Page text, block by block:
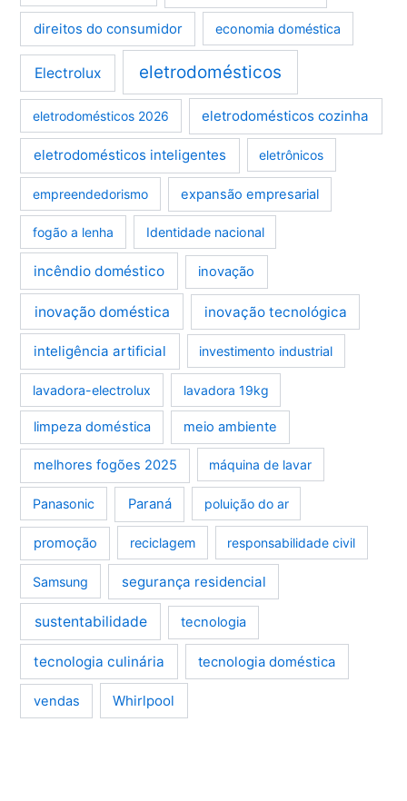
direitos do consumidor economia doméstica
Electrolux eletrodomésticos
eletrodomésticos 2026 eletrodomésticos cozinha
eletrodomésticos inteligentes eletrônicos
empreendedorismo expansão empresarial
fogão a lenha Identidade nacional
incêndio doméstico inovação
inovação doméstica inovação tecnológica
inteligência artificial investimento industrial
lavadora-electrolux lavadora 19kg
limpeza doméstica meio ambiente
melhores fogões 2025 máquina de lavar
Panasonic Paraná poluição do ar
promoção reciclagem responsabilidade civil
Samsung segurança residencial
sustentabilidade tecnologia
tecnologia culinária tecnologia doméstica
vendas Whirlpool